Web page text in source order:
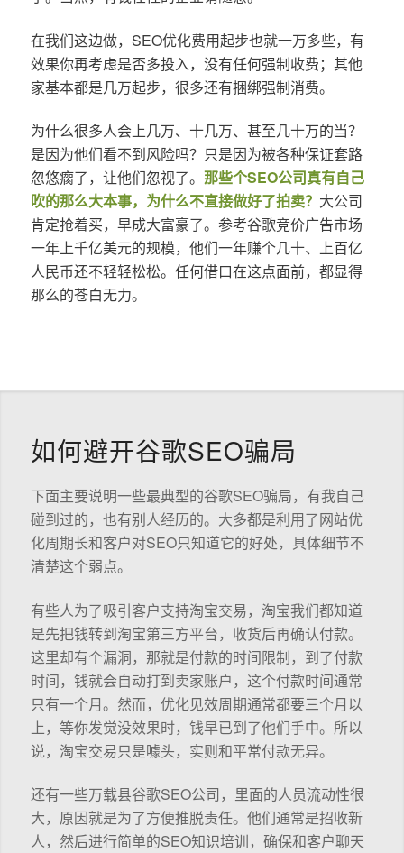
在我们这边做，SEO优化费用起步也就一万多些，有
效果你再考虑是否多投入，没有任何强制收费；其他
家基本都是几万起步，很多还有捆绑强制消费。
为什么很多人会上几万、十几万、甚至几十万的当？
是因为他们看不到风险吗？只是因为被各种保证套路
忽悠瘸了，让他们忽视了。 那些个SEO公司真有自己
吹的那么大本事，为什么不直接做好了拍卖？ 大公司
肯定抢着买，早成大富豪了。参考谷歌竞价广告市场
一年上千亿美元的规模，他们一年赚个几十、上百亿
人民币还不轻轻松松。任何借口在这点面前，都显得
那么的苍白无力。
如何避开谷歌SEO骗局
下面主要说明一些最典型的谷歌SEO骗局，有我自己
碰到过的，也有别人经历的。大多都是利用了网站优
化周期长和客户对SEO只知道它的好处，具体细节不
清楚这个弱点。
有些人为了吸引客户支持淘宝交易，淘宝我们都知道
是先把钱转到淘宝第三方平台，收货后再确认付款。
这里却有个漏洞，那就是付款的时间限制，到了付款
时间，钱就会自动打到卖家账户，这个付款时间通常
只有一个月。然而，优化见效周期通常都要三个月以
上，等你发觉没效果时，钱早已到了他们手中。所以
说，淘宝交易只是噱头，实则和平常付款无异。
还有一些万载县谷歌SEO公司，里面的人员流动性很
大，原因就是为了方便推脱责任。他们通常是招收新
人，然后进行简单的SEO知识培训，确保和客户聊天